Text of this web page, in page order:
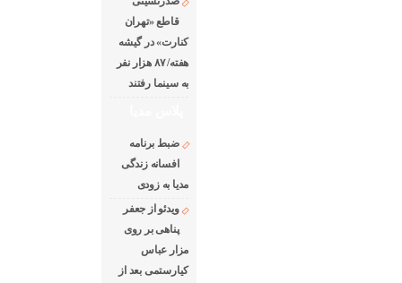
قاطع «تهران
کنارت» در گیشه
هفته/ ۸۷ هزار نفر
به سینما رفتند
ضبط برنامه
افسانه زندگی
مدیا به زودی
ویدئو از جعفر
پناهی بر روی
مزار عباس
کیارستمی بعد از